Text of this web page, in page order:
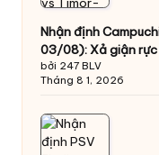
Nhận định
03/08): Xả giận rực
bởi 247 BLV
Tháng 8 1, 2026